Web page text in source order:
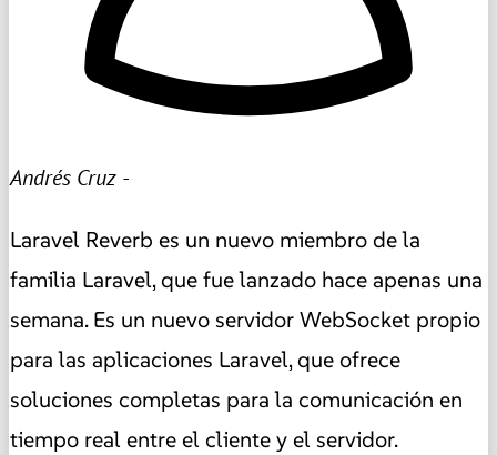
Andrés Cruz -
Laravel Reverb es un nuevo miembro de la
familia Laravel, que fue lanzado hace apenas una
semana. Es un nuevo servidor WebSocket propio
para las aplicaciones Laravel, que ofrece
soluciones completas para la comunicación en
tiempo real entre el cliente y el servidor.